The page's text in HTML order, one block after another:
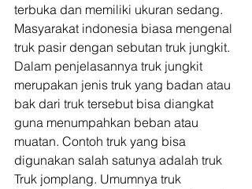
terbuka dan memiliki ukuran sedang.
Masyarakat indonesia biasa mengenal
truk pasir dengan sebutan truk jungkit.
Dalam penjelasannya truk jungkit
merupakan jenis truk yang badan atau
bak dari truk tersebut bisa diangkat
guna menumpahkan beban atau
muatan. Contoh truk yang bisa
digunakan salah satunya adalah truk
Truk jomplang. Umumnya truk